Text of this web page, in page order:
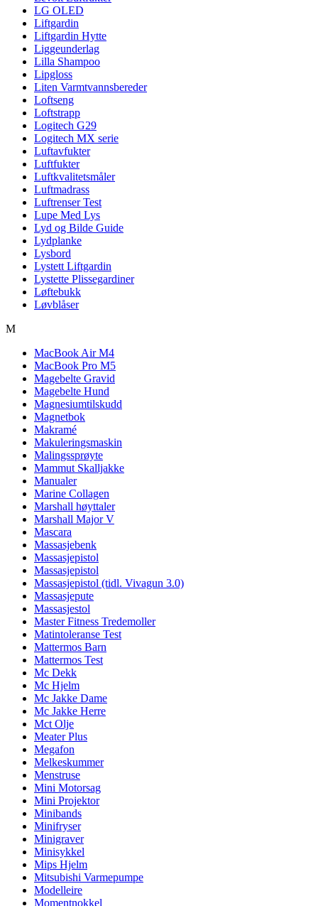
LG OLED
Liftgardin
Liftgardin Hytte
Liggeunderlag
Lilla Shampoo
Lipgloss
Liten Varmtvannsbereder
Loftseng
Loftstrapp
Logitech G29
Logitech MX serie
Luftavfukter
Luftfukter
Luftkvalitetsmåler
Luftmadrass
Luftrenser Test
Lupe Med Lys
Lyd og Bilde Guide
Lydplanke
Lysbord
Lystett Liftgardin
Lystette Plissegardiner
Løftebukk
Løvblåser
M
MacBook Air M4
MacBook Pro M5
Magebelte Gravid
Magebelte Hund
Magnesiumtilskudd
Magnetbok
Makramé
Makuleringsmaskin
Malingssprøyte
Mammut Skalljakke
Manualer
Marine Collagen
Marshall høyttaler
Marshall Major V
Mascara
Massasjebenk
Massasjepistol
Massasjepistol
Massasjepistol (tidl. Vivagun 3.0)
Massasjepute
Massasjestol
Master Fitness Tredemoller
Matintoleranse Test
Mattermos Barn
Mattermos Test
Mc Dekk
Mc Hjelm
Mc Jakke Dame
Mc Jakke Herre
Mct Olje
Meater Plus
Megafon
Melkeskummer
Menstruse
Mini Motorsag
Mini Projektor
Minibands
Minifryser
Minigraver
Minisykkel
Mips Hjelm
Mitsubishi Varmepumpe
Modelleire
Momentnokkel